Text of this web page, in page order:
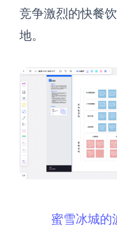
竞争激烈的快餐
地。
蜜雪冰城的